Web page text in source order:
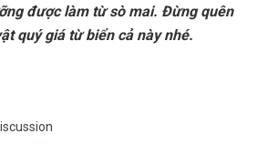
được làm từ sò mai. Đừng quên
quý giá từ biển cả này nhé.